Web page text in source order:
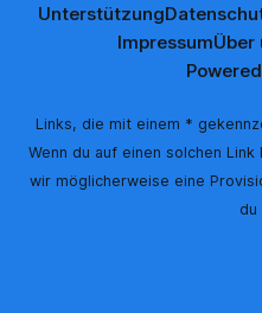
Unterstützung
ImpressumÜber
Links, die mit einem *
Wenn du auf einen solchen
wir möglicherweise eine
du